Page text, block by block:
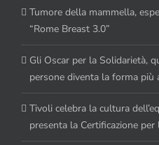
Tumore della mammella,
“Rome Breast 3.0”
Gli Oscar per la Solidarietà,
persone diventa la forma
Tivoli celebra la cultura
presenta la Certificazione per